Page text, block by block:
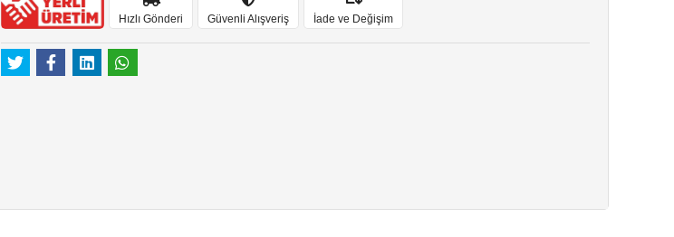
Hızlı Gönderi Güvenli Alışveriş İade ve Değişim